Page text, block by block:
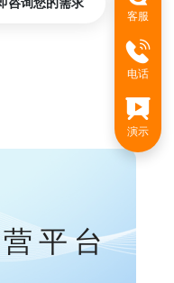
平台
客服
电话
演示